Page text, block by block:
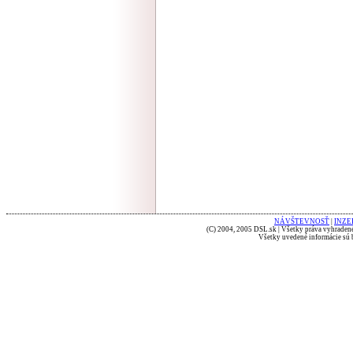
NÁVŠTEVNOSŤ
(C) 2004, 2005 DSL.sk | Všetky práva
Všetky uvedené informácie sú